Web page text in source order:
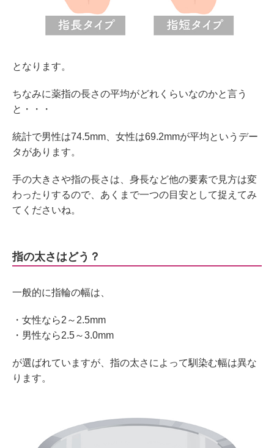
となります。
ちなみに薬指の長さの平均がどれくらいなのかと言う
と・・・
統計で男性は74.5mm、女性は69.2mmが平均というデー
タがあります。
手の大きさや指の長さは、身長など他の要素で見方は変
わったりするので、あくまで一つの目安として捉えてみ
てくださいね。
指の太さはどう？
一般的に指輪の幅は、
・女性なら2～2.5mm
・男性なら2.5～3.0mm
が選ばれていますが、指の太さによって馴染む幅は異な
ります。